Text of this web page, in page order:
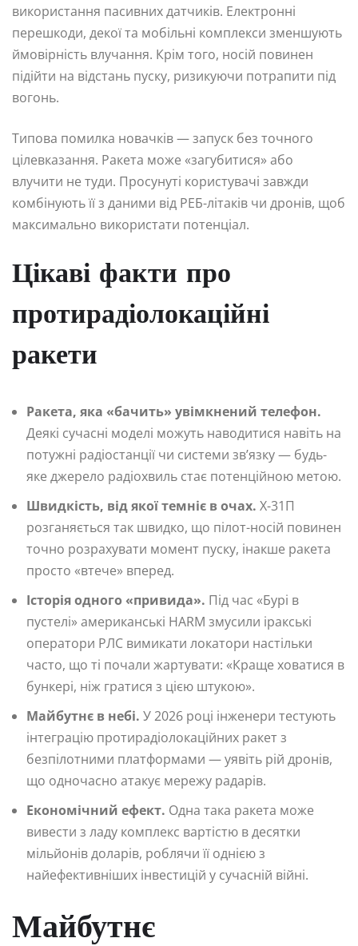
використання пасивних датчиків. Електронні
перешкоди, декої та мобільні комплекси зменшують
ймовірність влучання. Крім того, носій повинен
підійти на відстань пуску, ризикуючи потрапити під
вогонь.
Типова помилка новачків — запуск без точного
цілевказання. Ракета може «загубитися» або
влучити не туди. Просунуті користувачі завжди
комбінують її з даними від РЕБ-літаків чи дронів, щоб
максимально використати потенціал.
Цікаві факти про
протирадіолокаційні
ракети
Ракета, яка «бачить» увімкнений телефон.
Деякі сучасні моделі можуть наводитися навіть на
потужні радіостанції чи системи зв’язку — будь-
яке джерело радіохвиль стає потенційною метою.
Швидкість, від якої темніє в очах. Х-31П
розганяється так швидко, що пілот-носій повинен
точно розрахувати момент пуску, інакше ракета
просто «втече» вперед.
Історія одного «привида». Під час «Бурі в
пустелі» американські HARM змусили іракські
оператори РЛС вимикати локатори настільки
часто, що ті почали жартувати: «Краще ховатися в
бункері, ніж гратися з цією штукою».
Майбутнє в небі. У 2026 році інженери тестують
інтеграцію протирадіолокаційних ракет з
безпілотними платформами — уявіть рій дронів,
що одночасно атакує мережу радарів.
Економічний ефект. Одна така ракета може
вивести з ладу комплекс вартістю в десятки
мільйонів доларів, роблячи її однією з
найефективніших інвестицій у сучасній війні.
Майбутнє